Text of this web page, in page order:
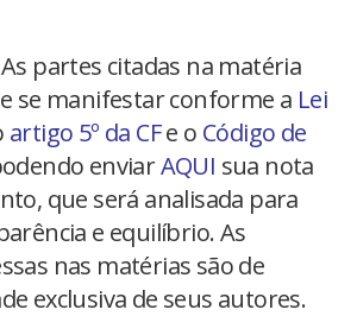
As partes citadas na matéria
se manifestar conforme a Lei
artigo 5º da CFe o Código de
enviarAQUI sua nota
que será analisada para
e equilíbrio. As
nas matérias são de
exclusiva de seus autores.